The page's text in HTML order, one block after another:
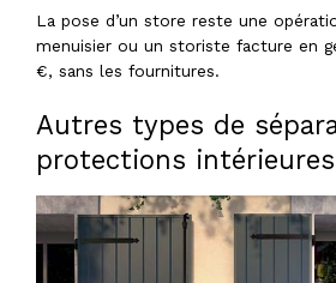
La pose d’un store reste une
menuisier ou un storiste facture en
€, sans les fournitures.
Autres types de
protections intérieures